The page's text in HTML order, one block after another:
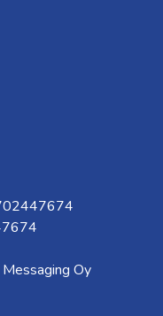
Oy